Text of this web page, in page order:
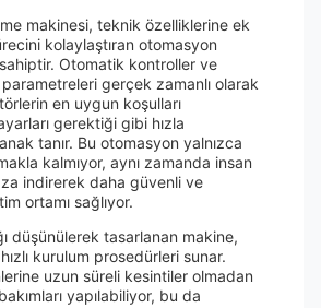
makinesi, teknik özelliklerine ek
kolaylaştıran otomasyon
Otomatik kontroller ve
gerçek zamanlı olarak
en uygun koşulları
gerektiği gibi hızla
tanır. Bu otomasyon yalnızca
kalmıyor, aynı zamanda insan
indirerek daha güvenli ve
ortamı sağlıyor.
düşünülerek tasarlanan makine,
kurulum prosedürleri sunar.
uzun süreli kesintiler olmadan
yapılabiliyor, bu da